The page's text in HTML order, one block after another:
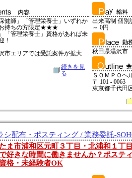
師」「管理栄養士」いずれか
持ちの方限定★★★
「管理栄養士」資格があれば未
！
市エリアでは受託案件が拡大
続きを見
る
出来高制 個別
～ 0円
秋田県湯沢市
ＳＯＭＰＯヘ
〒 101 - 0063
東京都千代田
シ配布・ポスティング / 業務委託-
たま市浦和区元町３丁目・北浦和１丁
好きな時間に働きませんか？ポステ
格・未経験者OK